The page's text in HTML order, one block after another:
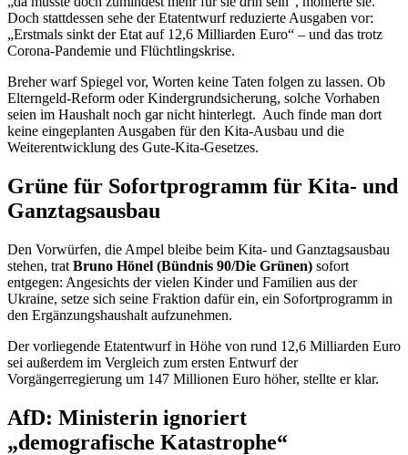
Doch stattdessen sehe der Etatentwurf reduzierte Ausgaben vor:
„Erstmals sinkt derEtat auf 12,6 Milliarden Euro“ – und das trotz
Corona-Pandemie und Flüchtlingskrise.
Breher warf Spiegel vor, Worten keine Taten folgen zu lassen. Ob
Elterngeld-Reform oder Kindergrundsicherung, solche Vorhaben
seien im Haushalt noch gar nicht hinterlegt. Auch finde man dort
keine eingeplanten Ausgaben für den Kita-Ausbau und die
Weiterentwicklung des Gute-Kita-Gesetzes.
Grüne für Sofortprogramm für Kita- und
Ganztagsausbau
Den Vorwürfen, die Ampel bleibe beim Kita- und Ganztagsausbau
stehen, trat Bruno Hönel (Bündnis 90/Die Grünen) sofort
entgegen: Angesichts der vielen Kinder und Familien aus der
Ukraine, setze sich seine Fraktion dafür ein, ein Sofortprogramm in
den Ergänzungshaushalt aufzunehmen.
Der vorliegende Etatentwurf in Höhe von rund 12,6 Milliarden Euro
sei außerdem im Vergleich zum ersten Entwurf der
Vorgängerregierung um 147 Millionen Euro höher, stellte er klar.
AfD: Ministerin ignoriert
„demografische Katastrophe“